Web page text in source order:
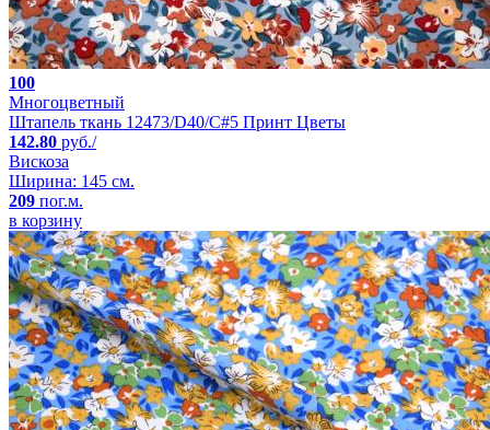
100
Многоцветный
Штапель ткань 12473/D40/C#5 Принт Цветы
142.80 руб./
Вискоза
Ширина: 145 см.
209 пог.м.
в корзину